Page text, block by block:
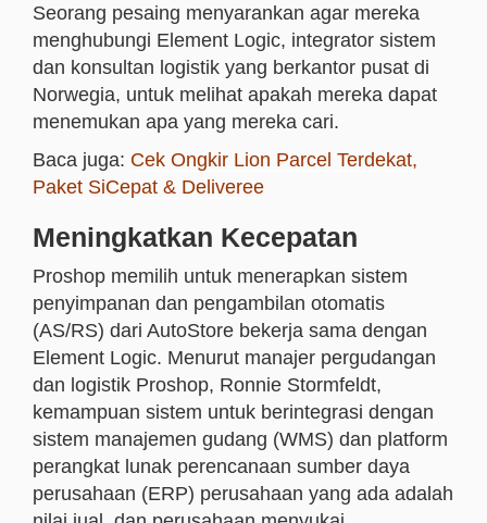
Seorang pesaing menyarankan agar mereka
menghubungi Element Logic, integrator sistem
dan konsultan logistik yang berkantor pusat di
Norwegia, untuk melihat apakah mereka dapat
menemukan apa yang mereka cari.
Baca juga: Cek Ongkir Lion Parcel Terdekat,
Paket SiCepat & Deliveree
Meningkatkan Kecepatan
Proshop memilih untuk menerapkan sistem
penyimpanan dan pengambilan otomatis
(AS/RS) dari AutoStore bekerja sama dengan
Element Logic. Menurut manajer pergudangan
dan logistik Proshop, Ronnie Stormfeldt,
kemampuan sistem untuk berintegrasi dengan
sistem manajemen gudang (WMS) dan platform
perangkat lunak perencanaan sumber daya
perusahaan (ERP) perusahaan yang ada adalah